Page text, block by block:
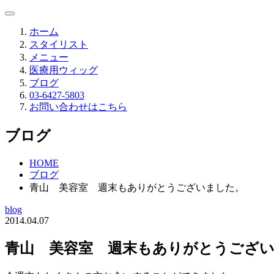
ホーム
スタイリスト
メニュー
医療用ウィッグ
ブログ
03-6427-5803
お問い合わせはこちら
ブログ
HOME
ブログ
青山 美容室 週末もありがとうございました。
blog
2014.04.07
青山 美容室 週末もありがとうござい